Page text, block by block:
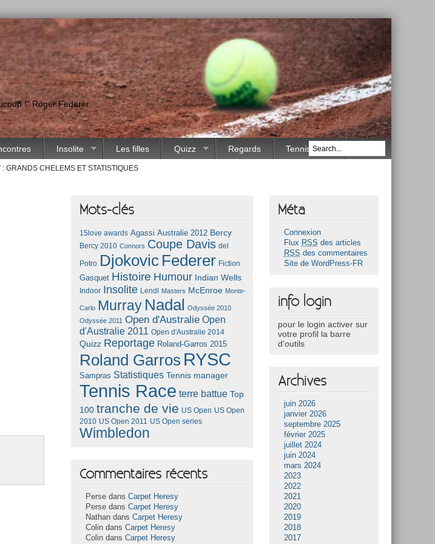
!" Roger Federer
Insolite Les filles Quizz Regards Tennis Race
: GRANDS CHELEMS ET STATISTIQUES
Mots-clés
15love awards Agassi Australie 2012 Bercy
Bercy 2010 Connors Coupe Davis del
Potro Djokovic Federer Fiction
Gasquet Histoire Humour Indian Wells
Indoor Insolite Lendl Masters McEnroe Monte-
Carlo Murray Nadal
Odyssée 2010
Odyssée 2011 Open d'Australie Open
d'Australie 2011 Open d'Australie 2014
Quizz Reportage Roland-Garros 2015
Roland Garros RYSC
Sampras Statistiques Tennis manager
Tennis Race terre battue Top
100 tranche de vie US Open US Open
2010 US Open 2011 US Open series
Wimbledon
Commentaires récents
Perse dansCarpet Heresy
Perse dansCarpet Heresy
Nathan dansCarpet Heresy
Colin dansCarpet Heresy
Colin dansCarpet Heresy
Méta
Connexion
Flux RSS des articles
RSS des commentaires
Site de WordPress-FR
info login
pour le login activer sur
votre profil la barre
d'outils
Archives
juin 2026
janvier 2026
septembre 2025
février 2025
juillet 2024
juin 2024
mars 2024
2023
2022
2021
2020
2019
2018
2017